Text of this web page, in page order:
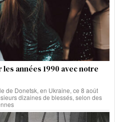
années 1990 avec notre
de Donetsk, en Ukraine, ce 8 août
dizaines de blessés, selon des